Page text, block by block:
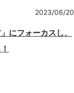
2023/06/20
にフォーカスし、